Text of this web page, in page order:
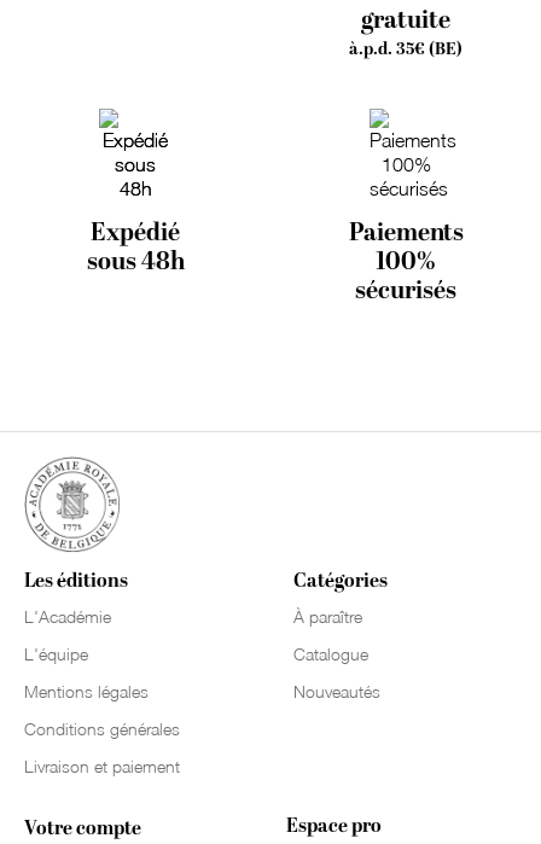
gratuite
à.p.d. 35€ (BE)
Expédié
sous 48h
Paiements
100%
sécurisés
Les éditions
L'Académie
L'équipe
Mentions légales
Conditions générales
Livraison et paiement
Catégories
À paraître
Catalogue
Nouveautés
Votre compte Espace pro